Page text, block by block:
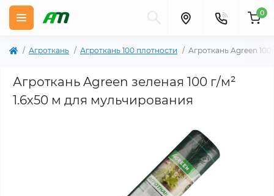
0
Агроткань Агроткань 100 плотности Агроткань Agreen
Агроткань Agreen зеленая 100 г/м²
1.6х50 м для мульчирования